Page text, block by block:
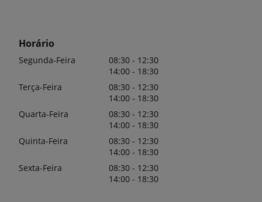
Horário
Segunda-Feira
08:30 - 12:30
14:00 - 18:30
Terça-Feira
08:30 - 12:30
14:00 - 18:30
Quarta-Feira
08:30 - 12:30
14:00 - 18:30
Quinta-Feira
08:30 - 12:30
14:00 - 18:30
Sexta-Feira
08:30 - 12:30
14:00 - 18:30